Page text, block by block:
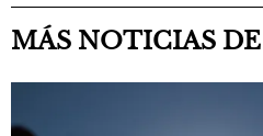
MÁS NOTICIAS